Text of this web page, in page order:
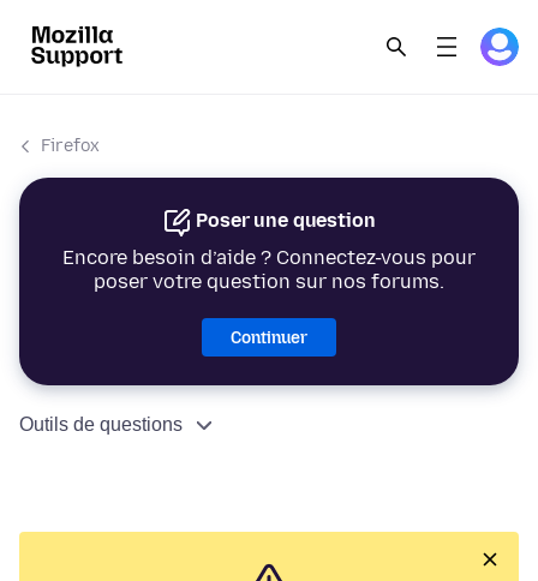
Firefox
Poser une question
Encore besoin d’aide ? Connectez-vous pour
poser votre question sur nos forums.
Continuer
Outils de questions